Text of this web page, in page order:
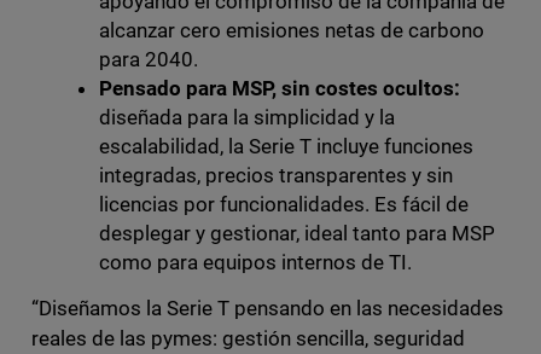
alcanzar cero emisiones netas de carbono
para 2040.
Pensado para MSP, sin costes ocultos:
diseñada para la simplicidad y la
escalabilidad, la Serie T incluye funciones
integradas, precios transparentes y sin
licencias por funcionalidades. Es fácil de
desplegar y gestionar, ideal tanto para MSP
como para equipos internos de TI.
“Diseñamos la Serie T pensando en las necesidades
reales de las pymes: gestión sencilla, seguridad